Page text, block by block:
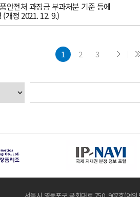
안전처 과징금 부과처분 기준 등에
(개정 2021. 12. 9.)
1 2 3